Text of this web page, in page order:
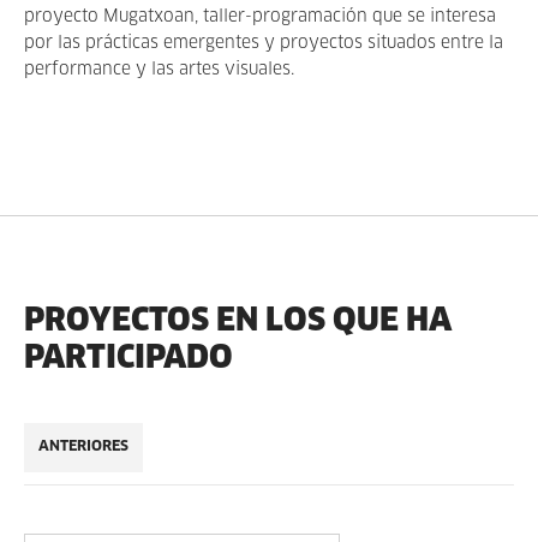
proyecto Mugatxoan, taller-programación que se interesa
por las prácticas emergentes y proyectos situados entre la
performance y las artes visuales.
PROYECTOS EN LOS QUE HA
PARTICIPADO
ANTERIORES